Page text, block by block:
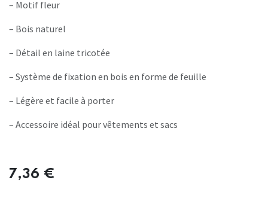
– Motif fleur
– Bois naturel
– Détail en laine tricotée
– Système de fixation en bois en forme de feuille
– Légère et facile à porter
– Accessoire idéal pour vêtements et sacs
7,36 €